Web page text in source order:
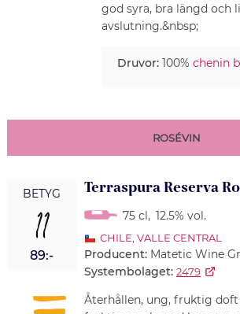
god syra, bra längd och
avslutning.&nbsp;
Druvor:100% chenin
ROSÉVIN
BETYG
11
89:-
Terraspura Reserva
75 cl, 12.5% vol.
CHILE VALLE CENTRAL
Producent: Matetic Wine
Systembolaget: 2479
Återhållen, ung, fruktig